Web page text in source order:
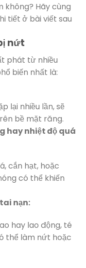
không? Hãy cùng
tiết ở bài viết sau
nứt
phát từ nhiều
biến nhất là:
lại nhiều lần, sẽ
bề mặt răng.
hay nhiệt độ quá
cắn hạt, hoặc
có thể khiến
nạn:
hay lao động, té
thể làm nứt hoặc